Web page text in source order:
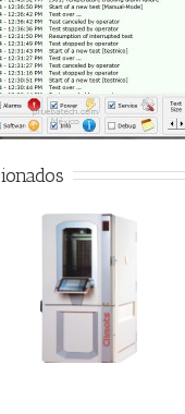
Cámaras